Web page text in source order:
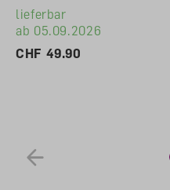
lieferbar
ab 05.09.2026
CHF 49.90